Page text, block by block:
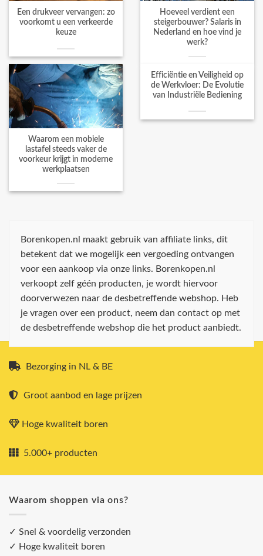
Een drukveer vervangen: zo
voorkomt u een verkeerde
keuze
Hoeveel verdient een
steigerbouwer? Salaris in
Nederland en hoe vind je
werk?
Waarom een mobiele
lastafel steeds vaker de
voorkeur krijgt in moderne
werkplaatsen
Efficiëntie en Veiligheid op
de Werkvloer: De Evolutie
van Industriële Bediening
Borenkopen.nl maakt gebruik van affiliate links, dit
betekent dat we mogelijk een vergoeding ontvangen
voor een aankoop via onze links. Borenkopen.nl
verkoopt zelf géén producten, je wordt hiervoor
doorverwezen naar de desbetreffende webshop. Heb
je vragen over een product, neem dan contact op met
de desbetreffende webshop die het product aanbiedt.
Bezorging in NL & BE
Groot aanbod en lage prijzen
Hoge kwaliteit boren
5.000+ producten
Waarom shoppen via ons?
✓ Snel & voordelig verzonden
✓ Hoge kwaliteit boren